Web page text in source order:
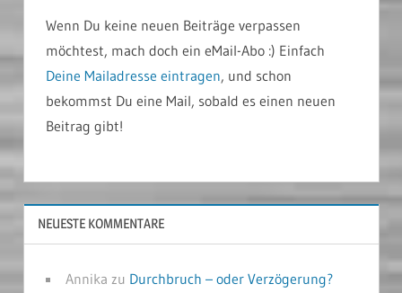
Wenn Du keine neuen Beiträge verpassen
möchtest, mach doch ein eMail-Abo :) Einfach
Deine Mailadresse eintragen, und schon
bekommst Du eine Mail, sobald es einen neuen
Beitrag gibt!
NEUESTE KOMMENTARE
Annika zu Durchbruch – oder Verzögerung?